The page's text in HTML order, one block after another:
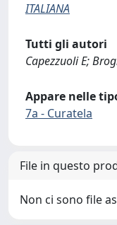
ITALIANA
Tutti gli autori
Capezzuoli E;
Appare nelle
7a - Curatela
File in questo
Non ci sono file